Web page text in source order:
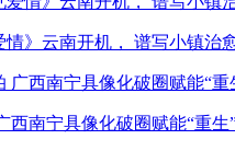
》云南开机， 谱写小镇治
西南宁具像化破圈赋能“重生